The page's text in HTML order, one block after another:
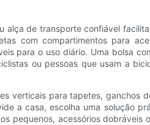
de transporte confiável
com compartimentos para
​​para o uso diário. Uma bolsa
ou pessoas que usam a
verticais para tapetes, ganchos
a casa, escolha uma solução
pequenos, acessórios dobráveis